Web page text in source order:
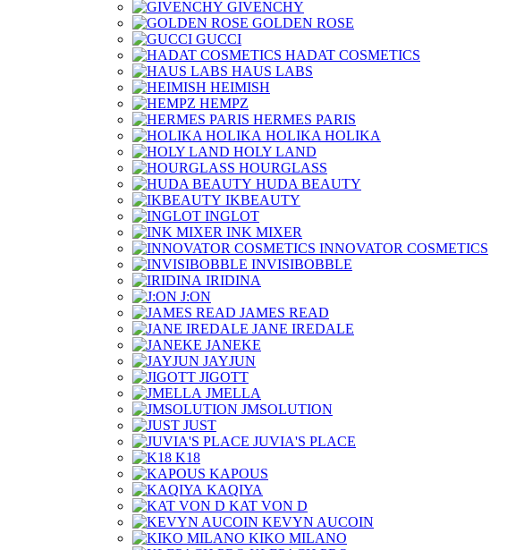
GIVENCHY
GOLDEN ROSE
GUCCI
HADAT COSMETICS
HAUS LABS
HEIMISH
HEMPZ
HERMES PARIS
HOLIKA HOLIKA
HOLY LAND
HOURGLASS
HUDA BEAUTY
IKBEAUTY
INGLOT
INK MIXER
INNOVATOR COSMETICS
INVISIBOBBLE
IRIDINA
J:ON
JAMES READ
JANE IREDALE
JANEKE
JAYJUN
JIGOTT
JMELLA
JMSOLUTION
JUST
JUVIA'S PLACE
K18
KAPOUS
KAQIYA
KAT VON D
KEVYN AUCOIN
KIKO MILANO